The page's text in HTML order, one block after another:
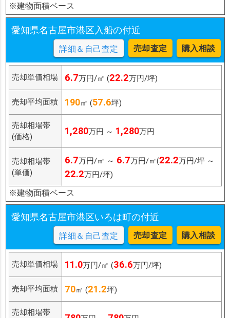
※建物面積ベース
愛知県名古屋市港区入船の付近
詳細＆自己査定 売却査定 購入相談
売却単価相場 6.7万円/㎡ (22.2万円/坪)
売却平均面積 190㎡ (57.6坪)
売却相場帯
(価格)
1,280万円 ～ 1,280万円
売却相場帯
(単価)
6.7万円/㎡ ～ 6.7万円/㎡(22.2万円/坪 ～
22.2万円/坪)
※建物面積ベース
愛知県名古屋市港区いろは町の付近
詳細＆自己査定 売却査定 購入相談
売却単価相場 11.0万円/㎡ (36.6万円/坪)
売却平均面積 70㎡ (21.2坪)
売却相場帯